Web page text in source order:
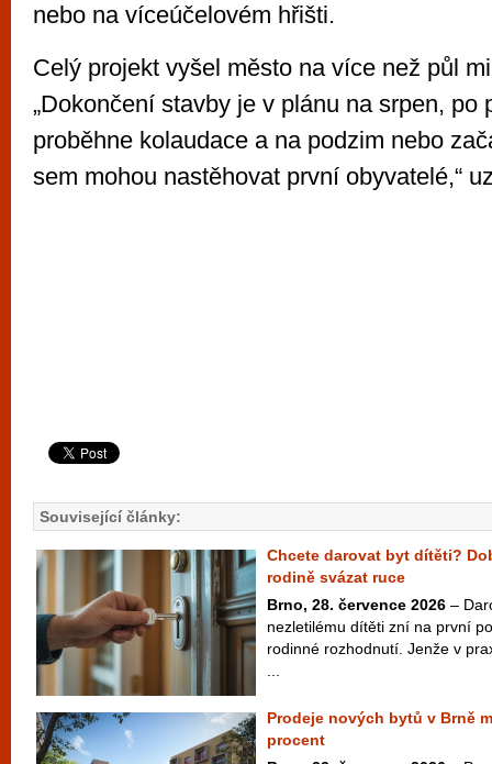
nebo na víceúčelovém hřišti.
Celý projekt vyšel město na více než půl
„Dokončení stavby je v plánu na srpen, po
proběhne kolaudace a na podzim nebo
sem mohou nastěhovat první obyvatelé,“
Související články:
Chcete darovat byt dítěti?
rodině svázat ruce
Brno, 28. července 2026 –
nezletilému dítěti zní na první
rodinné rozhodnutí. Jenže v
Prodeje nových bytů v Brně
procent